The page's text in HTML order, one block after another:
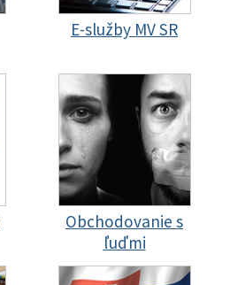
E-služby MV SR
Obchodovanie s
ľuďmi